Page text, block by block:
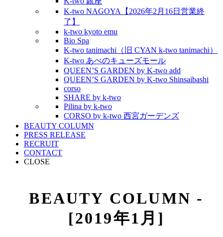
K-two NAGOYA【2026年2月16日営業終
了】
k-two kyoto emu
Bio Spa
K-two tanimachi（旧 CYAN k-two tanimachi）
K-two あべのキューズモール
QUEEN’S GARDEN by K-two add
QUEEN’S GARDEN by K-two Shinsaibashi
corso
SHARE by k-two
Pilina by k-two
CORSO by k-two 西宮ガーデンズ
BEAUTY COLUMN
PRESS RELEASE
RECRUIT
CONTACT
CLOSE
BEAUTY COLUMN -
[2019年1月]